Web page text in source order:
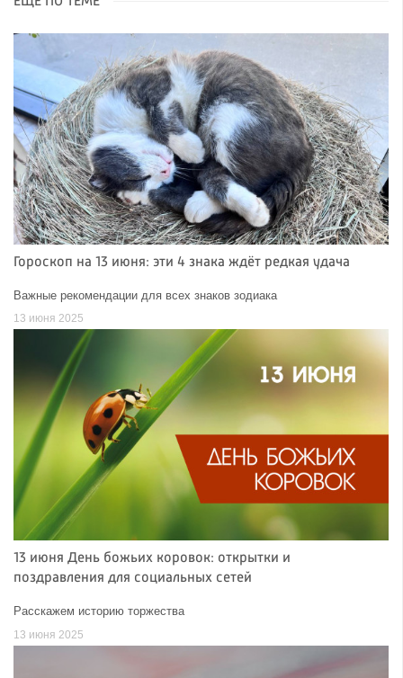
Гороскоп на 13 июня: эти 4 знака ждёт редкая удача
Важные рекомендации для всех знаков зодиака
13 июня 2025
13 июня День божьих коровок: открытки и
поздравления для социальных сетей
Расскажем историю торжества
13 июня 2025